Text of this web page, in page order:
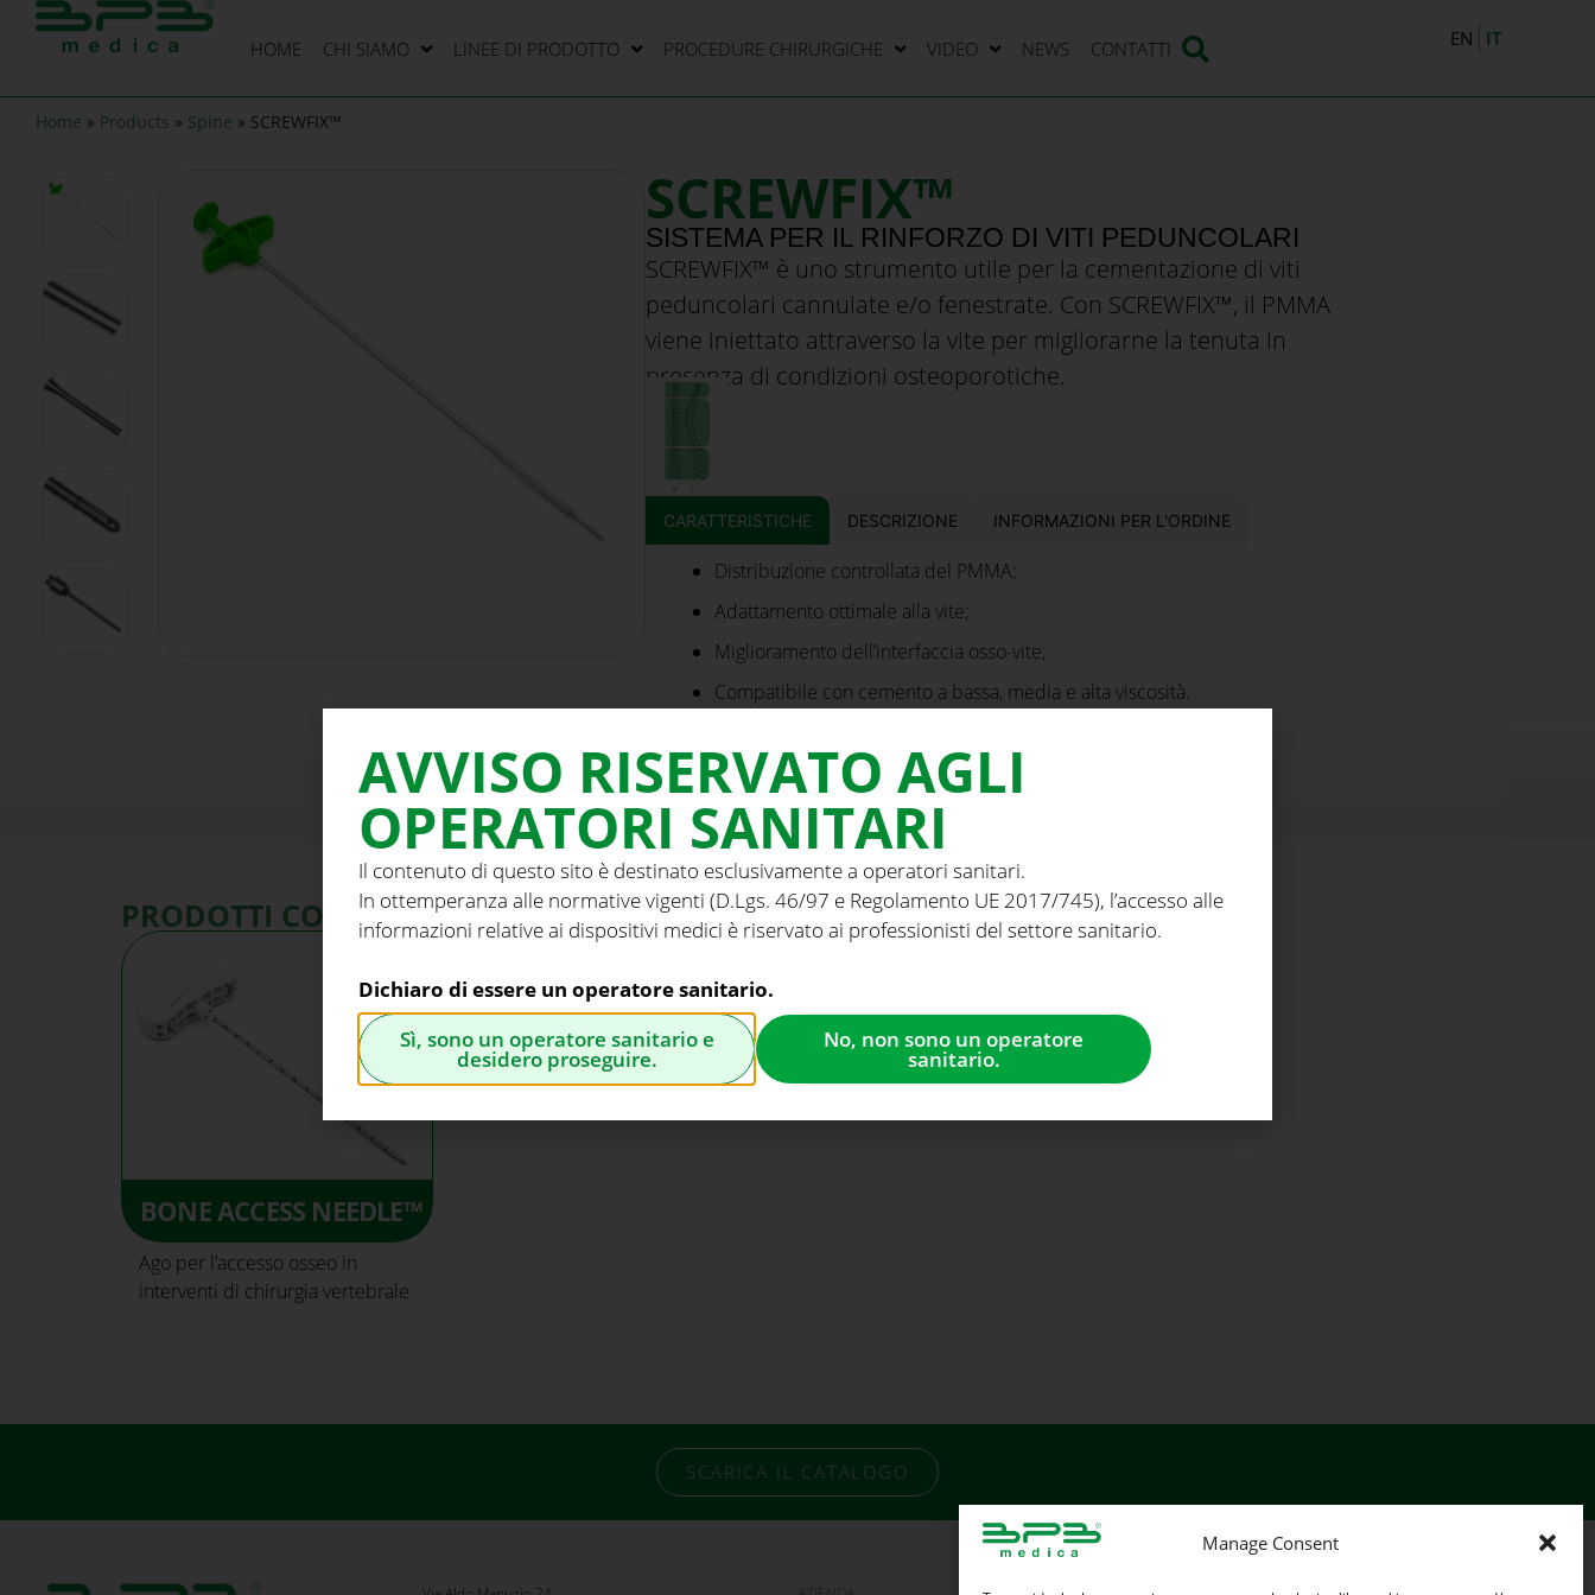
Manage Consent
HOME CHI SIAMO LINEE DI PRODOTTO PROCEDURE CHIRURGICHE VIDEO NEWS CONTATTI EN IT
Home » Products » Spine » SCREWFIX™
SCREWFIX™
SISTEMA PER IL RINFORZO DI VITI PEDUNCOLARI
SCREWFIX™ è uno strumento utile per la cementazione di viti
peduncolari cannulate e/o fenestrate. Con SCREWFIX™, il PMMA
viene iniettato attraverso la vite per migliorarne la tenuta in
presenza di condizioni osteoporotiche.
CARATTERISTICHE DESCRIZIONE INFORMAZIONI PER L'ORDINE
Distribuzione controllata del PMMA;
Adattamento ottimale alla vite;
Miglioramento dell’interfaccia osso-vite;
Compatibile con cemento a bassa, media e alta viscosità.
PRODOTTI CORRELATI
BONE ACCESS NEEDLE™
Ago per l’accesso osseo in
interventi di chirurgia vertebrale
SCARICA IL CATALOGO
AVVISO RISERVATO AGLI
OPERATORI SANITARI
Il contenuto di questo sito è destinato esclusivamente a operatori sanitari.
In ottemperanza alle normative vigenti (D.Lgs. 46/97 e Regolamento UE 2017/745), l’accesso alle
informazioni relative ai dispositivi medici è riservato ai professionisti del settore sanitario.
Dichiaro di essere un operatore sanitario.
Sì, sono un operatore sanitario e
desidero proseguire.
No, non sono un operatore
sanitario.